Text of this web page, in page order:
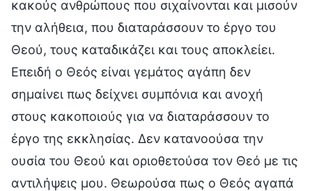
κακούς ανθρώπους που σιχαίνονται και μισούν
την αλήθεια, που διαταράσσουν το έργο του
Θεού, τους καταδικάζει και τους αποκλείει.
Επειδή ο Θεός είναι γεμάτος αγάπη δεν
σημαίνει πως δείχνει συμπόνια και ανοχή
στους κακοποιούς για να διαταράσσουν το
έργο της εκκλησίας. Δεν κατανοούσα την
ουσία του Θεού και οριοθετούσα τον Θεό με τις
αντιλήψεις μου. Θεωρούσα πως ο Θεός αγαπά